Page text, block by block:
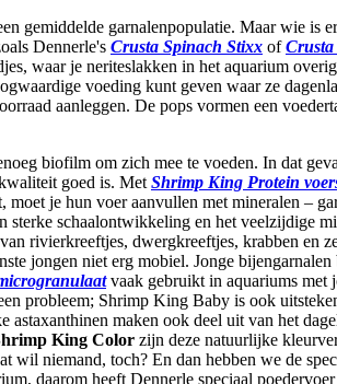
gemiddelde garnalenpopulatie. Maar wie is
Dennerle's Crusta Spinach Stixx of
waar je neriteslakken in het aquarium
voeding kunt geven waar ze
aanleggen. De pops vormen een
biofilm om zich mee te voeden. In dat
goed is. Met Shrimp King Protein
je hun voer aanvullen met mineralen –
sterke schaalontwikkeling en het
rivierkreeftjes, dwergkreeftjes, krabben
jongen niet erg mobiel. Jonge
vaak gebruikt in aquariums met
probleem; Shrimp King Baby is ook
maken ook deel uit van het
King Color zijn deze natuurlijke
wil niemand, toch? En dan hebben we de
daarom heeft Dennerle speciaal